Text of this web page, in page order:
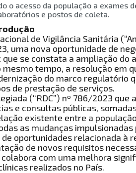
o acesso da população a exames
e postos de coleta.
de Vigilância Sanitária
uma nova oportunidade de
se constata a ampliação do
tempo, a resolução em
do marco regulatório
de prestação de serviços.
(“RDC”) nº 786/2023 que
e consultas públicas,
existente entre a
as mudanças
oportunidades relacionada à
de novos requisitos
com uma melhora
realizados no País.